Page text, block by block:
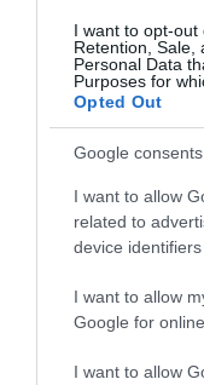
I want to opt-out
Retention, Sale,
Personal Data
Purposes for
Opted Out
Google consents
I want to allow
related to
device identifiers
I want to allow
Google for
I want to allow
Ο Μ.Ρούμπιο
«Όποιος ζητά
Ειδικός εξηγεί:
οργασμό και
Στην ΓΑΔΑ από